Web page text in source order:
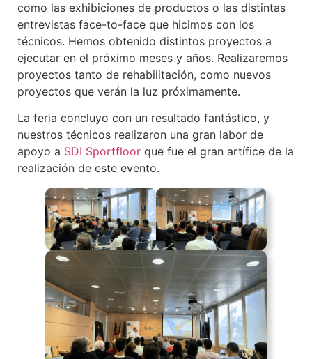
como las exhibiciones de productos o las distintas
entrevistas face-to-face que hicimos con los
técnicos. Hemos obtenido distintos proyectos a
ejecutar en el próximo meses y años. Realizaremos
proyectos tanto de rehabilitación, como nuevos
proyectos que verán la luz próximamente.
La feria concluyo con un resultado fantástico, y
nuestros técnicos realizaron una gran labor de
apoyo a SDI Sportfloor que fue el gran artífice de la
realización de este evento.